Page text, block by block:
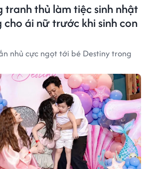
tranh thủ làm tiệc sinh nhật
ái nữ trước khi sinh con
nhủ cực ngọt tới bé Destiny trong